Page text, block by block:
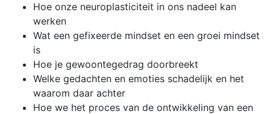
Hoe onze neuroplasticiteit in ons nadeel kan
werken
Wat een gefixeerde mindset en een groei mindset
is
Hoe je gewoontegedrag doorbreekt
Welke gedachten en emoties schadelijk en het
waarom daar achter
Hoe we het proces van de ontwikkeling van een